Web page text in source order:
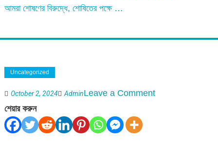
আমরা শোষণের বিরুদ্ধে, শোষিতের পক্ষে …
Uncategorized
October 2, 2024 AdminLeave a Commenton
শেয়ার করুন